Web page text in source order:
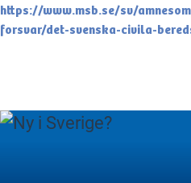
https://www.msb.se/sv/
forsvar/det-svenska-civila-